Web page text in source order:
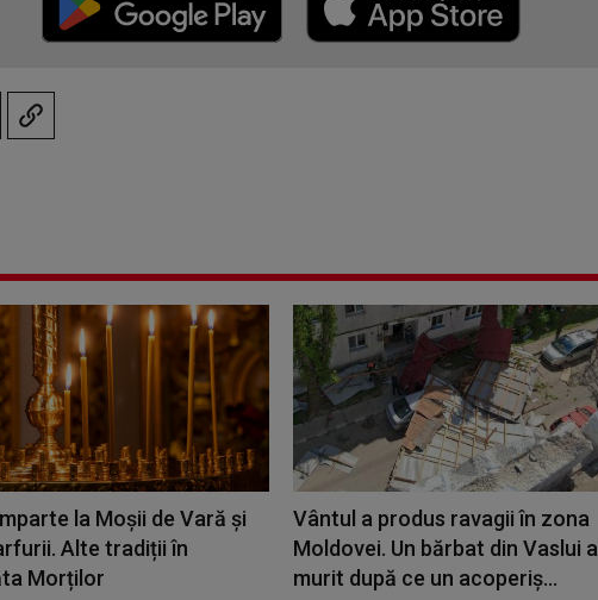
la Moșii de Vară și
Alte tradiții în
Morților
Vântul a produs ravagii în zona
Moldovei. Un bărbat din Vaslui a
murit după ce un acoperiș...